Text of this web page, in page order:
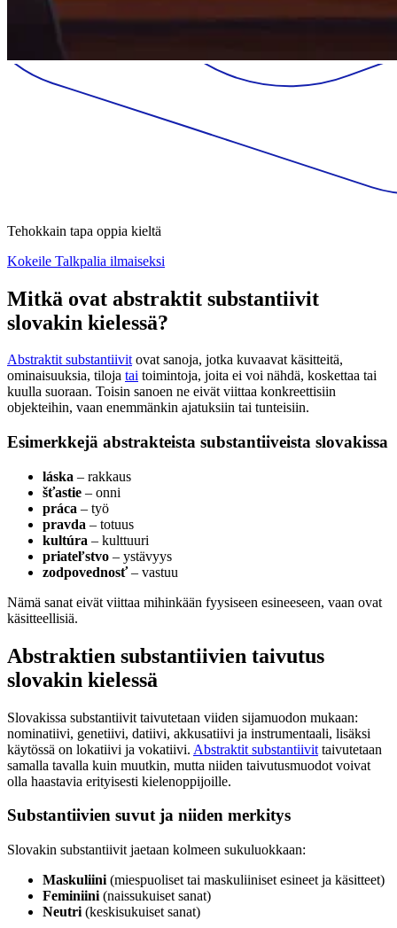
Tehokkain tapa oppia kieltä
Kokeile Talkpalia ilmaiseksi
Mitkä ovat abstraktit substantiivit
slovakin kielessä?
Abstraktit substantiivitovat sanoja, jotka kuvaavat käsitteitä,
ominaisuuksia, tiloja tai toimintoja, joita ei voi nähdä, koskettaa tai
kuulla suoraan. Toisin sanoen ne eivät viittaa konkreettisiin
objekteihin, vaan enemmänkin ajatuksiin tai tunteisiin.
Esimerkkejä abstrakteista substantiiveista slovakissa
láska – rakkaus
šťastie – onni
práca – työ
pravda – totuus
kultúra – kulttuuri
priateľstvo – ystävyys
zodpovednosť– vastuu
Nämä sanat eivät viittaa mihinkään fyysiseen esineeseen, vaan ovat
käsitteellisiä.
Abstraktien substantiivien taivutus
slovakin kielessä
Slovakissa substantiivit taivutetaan viiden sijamuodon mukaan:
nominatiivi, genetiivi, datiivi, akkusatiivi ja instrumentaali, lisäksi
käytössä on lokatiivi ja vokatiivi. Abstraktit substantiivit taivutetaan
samalla tavalla kuin muutkin, mutta niiden taivutusmuodot voivat
olla haastavia erityisesti kielenoppijoille.
Substantiivien suvut ja niiden merkitys
Slovakin substantiivit jaetaan kolmeen sukuluokkaan:
Maskuliini (miespuoliset tai maskuliiniset esineet ja käsitteet)
Feminiini (naissukuiset sanat)
Neutri (keskisukuiset sanat)